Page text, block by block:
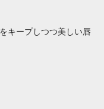
キープしつつ美しい唇